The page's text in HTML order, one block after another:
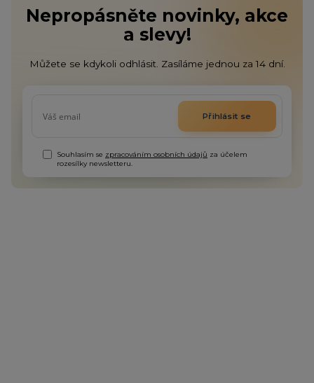
Nepropásněte novinky, akce
a slevy!
Můžete se kdykoli odhlásit. Zasíláme jednou za 14 dní.
Přihlásit se
Souhlasím se zpracováním osobních údajů za účelem
rozesílky newsletteru.